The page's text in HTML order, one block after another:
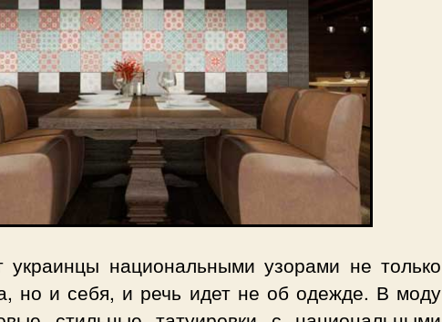
украинцы национальными узорами не только
но и себя, и речь идет не об одежде. В моду